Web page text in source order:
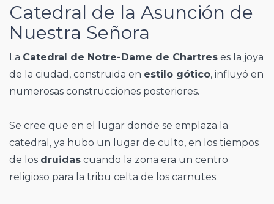
Catedral de la Asunción de
Nuestra Señora
La Catedral de Notre-Dame de Chartres es la joya
de la ciudad, construida en estilo gótico, influyó en
numerosas construcciones posteriores.
Se cree que en el lugar donde se emplaza la
catedral, ya hubo un lugar de culto, en los tiempos
de los druidas cuando la zona era un centro
religioso para la tribu celta de los carnutes.